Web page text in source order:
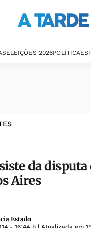
ELEIÇÕES 2026POLÍTICA
da
Aires
Estado